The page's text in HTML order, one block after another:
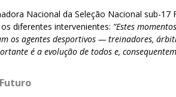
Nacional da Seleção Nacional sub-
diferentes intervenientes: “Estes
os agentes desportivos — treinadores,
é a evolução de todos e,